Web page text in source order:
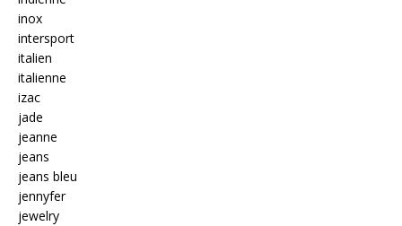
inox
intersport
italien
italienne
izac
jade
jeanne
jeans
jeans bleu
jennyfer
jewelry